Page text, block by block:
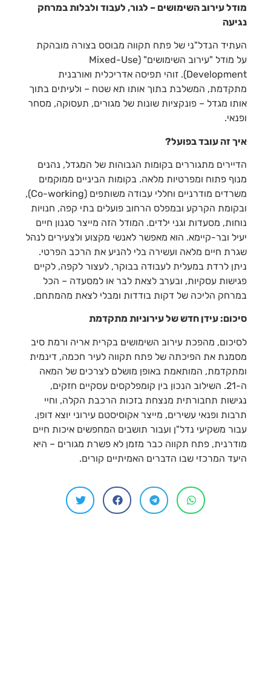
מודל עירוב השימושים – לגור, לעבוד ולבלות במרחק
נגיעה
העתיד הנדל"ני של פתח תקווה מבוסס בצורה מובהקת
על מודל "עירוב השימושים" (Mixed-Use
Development). זוהי תפיסה אדריכלית ואורבנית
מתקדמת, המשלבת בתוך אותו תא שטח – ולעיתים בתוך
אותו מגדל – פונקציות שונות של מגורים, תעסוקה, מסחר
ופנאי.
איך זה עובד בפועל?
הדיירים מתגוררים בקומות הגבוהות של המגדל, נהנים
מנוף פתוח ומפרטיות מלאה. בקומות הביניים ממוקמים
משרדים מודרניים וחללי עבודה משותפים (Co-working
),
ובקומת הקרקע ובמפלס הרחוב פועלים בתי קפה, חנויות
נוחות, מסעדות וגני ילדים. המודל הזה מייצר סגנון חיים
יעיל ובר-קיימא. הוא מאפשר לאנשי מקצוע ולצעירים לנהל
שגרת חיים מלאה ועשירה בלי להניע את הרכב הפרטי.
ניתן לרדת במעלית לעבודה בבוקר, לעצור לקפה, לקיים
פגישות עסקיות, ובערב לצאת לבר או למסעדה – הכל
במרחק הליכה של דקות בודדות ומבלי לצאת מהמתחם.
סיכום: עידן חדש של עירוניות מתקדמת
לסיכום, מהפכת עירוב השימושים בקרית אריה ורמת סיב
מסמנת את הפיכתה של פתח תקווה לעיר חכמה, דינמית
ומתקדמת, המותאמת באופן מושלם לצרכים של המאה
ה-21. השילוב הנכון בין קומפלקסים עסקיים חזקים,
נגישות תחבורתית מנצחת בזכות הרכבת הקלה, וחיי
תרבות ופנאי עשירים, מייצר אקוסיסטם עירוני יוצא דופן.
עבור משקיעי נדל"ן ועבור תושבים המחפשים איכות חיים
מודרנית, פתח תקווה כבר מזמן לא פשרת מגורים – היא
היעד המרכזי שבו הדברים האמיתיים קורים.